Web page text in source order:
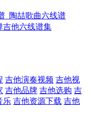
_陶喆歌曲六线谱
吉他六线谱集
吉他演奏视频 吉他视
吉他品牌 吉他选购 吉
乐 吉他资源下载 吉他